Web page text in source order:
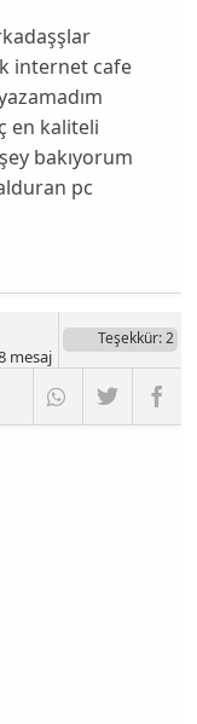
internet cafe
en kaliteli
bakıyorum
pc
Teşekkür: 2
mesaj